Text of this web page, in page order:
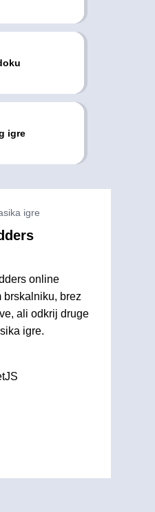
igre
igre
online
brskalniku, brez
ali odkrij druge
igre.